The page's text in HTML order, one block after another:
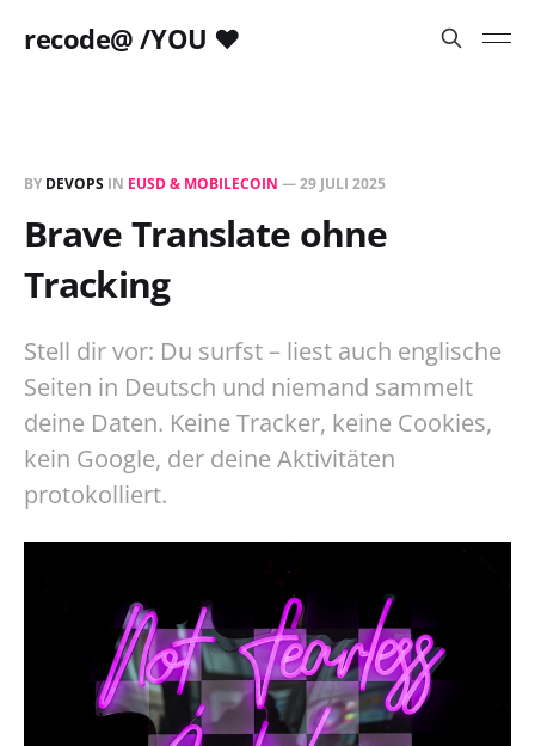
recode@ /YOU ❤️
BY DEVOPS IN EUSD & MOBILECOIN —29 JULI 2025
Brave Translate ohne
Tracking
Stell dir vor: Du surfst – liest auch englische
Seiten in Deutsch und niemand sammelt
deine Daten. Keine Tracker, keine Cookies,
kein Google, der deine Aktivitäten
protokolliert.